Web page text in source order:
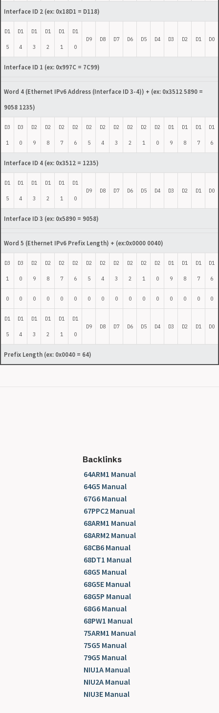
Interface ID 2 (ex: 0x18D1 = D118)
D1
5
D1
4
D1
3
D1
2
D1
1
D1
0
D9 D8 D7 D6 D5 D4 D3 D2 D1 D0
Interface ID 1 (ex: 0x997C = 7C99)
Word 4 (Ethernet IPv6 Address (Interface ID 3-4)) + (ex: 0x3512 5890 =
9058 1235)
D3
1
D3
0
D2
9
D2
8
D2
7
D2
6
D2
5
D2
4
D2
3
D2
2
D2
1
D2
0
D1
9
D1
8
D1
7
D1
6
Interface ID 4 (ex: 0x3512 = 1235)
D1
5
D1
4
D1
3
D1
2
D1
1
D1
0
D9 D8 D7 D6 D5 D4 D3 D2 D1 D0
Interface ID 3 (ex: 0x5890 = 9058)
Word 5 (Ethernet IPv6 Prefix Length) + (ex:0x0000 0040)
D3
1
D3
0
D2
9
D2
8
D2
7
D2
6
D2
5
D2
4
D2
3
D2
2
D2
1
D2
0
D1
9
D1
8
D1
7
D1
6
0 0 0 0 0 0 0 0 0 0 0 0 0 0 0 0
D1
5
D1
4
D1
3
D1
2
D1
1
D1
0
D9 D8 D7 D6 D5 D4 D3 D2 D1 D0
Prefix Length (ex: 0x0040 = 64)
Backlinks
64ARM1 Manual
64G5 Manual
67G6 Manual
67PPC2 Manual
68ARM1 Manual
68ARM2 Manual
68CB6 Manual
68DT1 Manual
68G5 Manual
68G5E Manual
68G5P Manual
68G6 Manual
68PW1 Manual
75ARM1 Manual
75G5 Manual
79G5 Manual
NIU1A Manual
NIU2A Manual
NIU3E Manual